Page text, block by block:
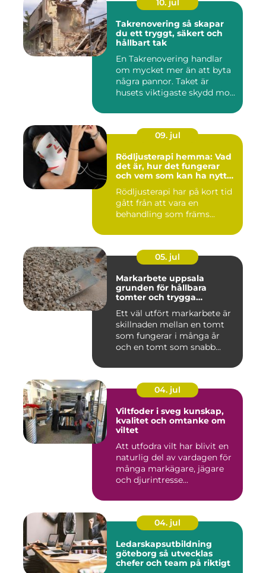
10. jul
Takrenovering så skapar
du ett tryggt, säkert och
hållbart tak
En Takrenovering handlar
om mycket mer än att byta
några pannor. Taket är
husets viktigaste skydd mo...
09. jul
Rödljusterapi hemma: Vad
det är, hur det fungerar
och vem som kan ha nytta
Rödljusterapi har på kort tid
gått från att vara en
behandling som främs...
05. jul
Markarbete uppsala
grunden för hållbara
tomter och trygga
Ett väl utfört markarbete är
skillnaden mellan en tomt
som fungerar i många år
och en tomt som snabb...
04. jul
Viltfoder i sveg kunskap,
kvalitet och omtanke om
viltet
Att utfodra vilt har blivit en
naturlig del av vardagen för
många markägare, jägare
och djurintresse...
04. jul
Ledarskapsutbildning
göteborg så utvecklas
chefer och team på riktigt